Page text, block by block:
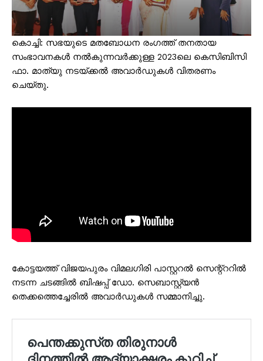
കൊച്ചി: സഭയുടെ മതബോധന രംഗത്ത് തനതായ
സംഭാവനകൾ നൽകുന്നവർക്കുള്ള 2023ലെ കെസിബിസി
ഫാ. മാത്യു നടയ്ക്കൽ അവാർഡുകൾ വിതരണം
ചെയ്തു.
കോട്ടയത്ത് വിജയപുരം വിമലഗിരി പാസ്റ്ററൽ സെന്റ്ററിൽ
നടന്ന ചടങ്ങിൽ ബിഷപ്പ് ഡോ. സെബാസ്റ്റ്യൻ
തെക്കത്തെച്ചേരിൽ അവാർഡുകൾ സമ്മാനിച്ചു.